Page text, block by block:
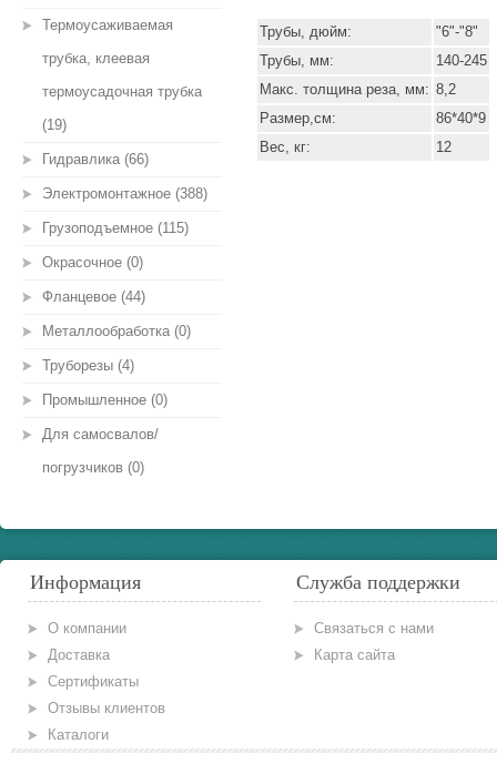
Термоусаживаемая
трубка, клеевая
термоусадочная трубка
(19)
Гидравлика (66)
Электромонтажное (388)
Грузоподъемное (115)
Окрасочное (0)
Фланцевое (44)
Металлообработка (0)
Труборезы (4)
Промышленное (0)
Для самосвалов/
погрузчиков (0)
Трубы, дюйм:
"6"-"8"
Трубы, мм:
140-245
Макс. толщина реза, мм: 8,2
Размер,см:
86*40*9
Вес, кг:
12
Информация
О компании
Доставка
Сертификаты
Отзывы клиентов
Каталоги
Служба поддержки
Связаться с нами
Карта сайта